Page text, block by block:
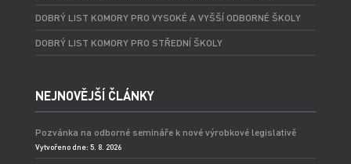
DOBRÝ LIST KOMORY PRO VYSOKÉ A VYŠŠÍ ODBORNÉ ŠKOLY
DOBRÝ LIST KOMORY PRO STŘEDNÍ ŠKOLY
NEJNOVĚJŠÍ ČLÁNKY
Pozvánka na odborné semináře k nové výrobkové legislativě
Vytvořeno dne: 5. 8. 2026